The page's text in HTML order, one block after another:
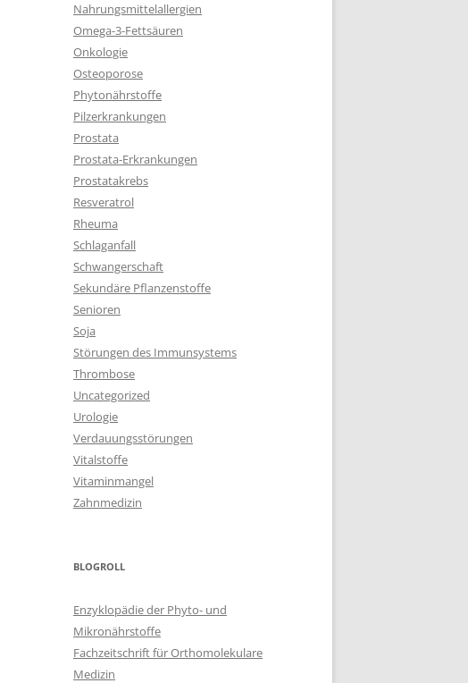
Nahrungsmittelallergien
Omega-3-Fettsäuren
Onkologie
Osteoporose
Phytonährstoffe
Pilzerkrankungen
Prostata
Prostata-Erkrankungen
Prostatakrebs
Resveratrol
Rheuma
Schlaganfall
Schwangerschaft
Sekundäre Pflanzenstoffe
Senioren
Soja
Störungen des Immunsystems
Thrombose
Uncategorized
Urologie
Verdauungsstörungen
Vitalstoffe
Vitaminmangel
Zahnmedizin
BLOGROLL
Enzyklopädie der Phyto- und
Mikronährstoffe
Fachzeitschrift für Orthomolekulare
Medizin